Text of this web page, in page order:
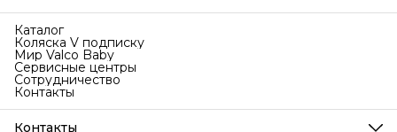
Каталог
Коляска V подписку
Мир Valco Baby
Сервисные центры
Сотрудничество
Контакты
Контакты